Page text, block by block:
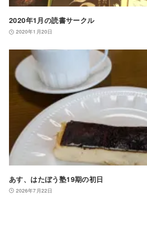
2020年1月の読書サークル
2020年1月20日
あす、はたぼう塾19期の初日
2026年7月22日